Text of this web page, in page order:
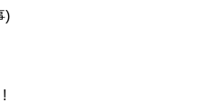
)